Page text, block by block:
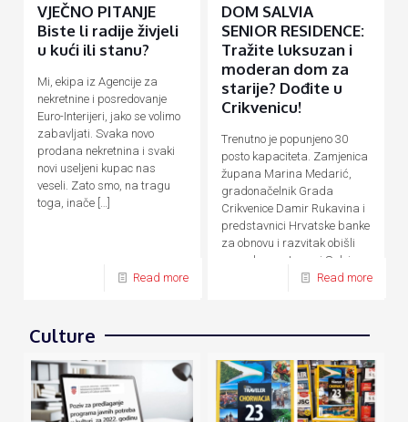
VJEČNO PITANJE
Biste li radije živjeli
u kući ili stanu?
Mi, ekipa iz Agencije za
nekretnine i posredovanje
Euro-Interijeri, jako se volimo
zabavljati. Svaka novo
prodana nekretnina i svaki
novi useljeni kupac nas
veseli. Zato smo, na tragu
toga, inače […]
Read more
DOM SALVIA
SENIOR RESIDENCE:
Tražite luksuzan i
moderan dom za
starije? Dođite u
Crikvenicu!
Trenutno je popunjeno 30
posto kapaciteta. Zamjenica
župana Marina Medarić,
gradonačelnik Grada
Crikvenice Damir Rukavina i
predstavnici Hrvatske banke
za obnovu i razvitak obišli
su nedavno otvoreni Salvia
Senior Residence, […]
Read more
Culture